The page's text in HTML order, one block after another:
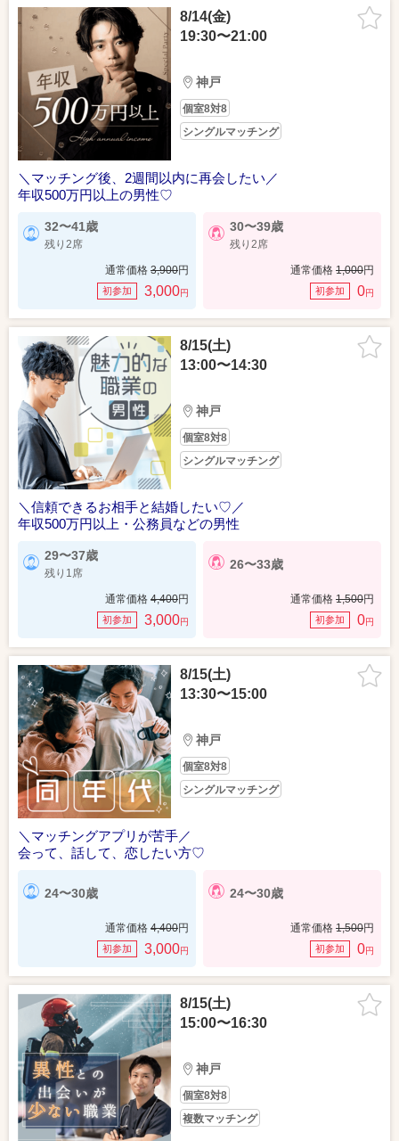
8/14(金)
19:30〜21:00
神戸
個室8対8
シングルマッチング
＼マッチング後、2週間以内に再会したい／
年収500万円以上の男性♡
32〜41歳
残り2席
通常価格 3,900円
初参加 3,000円
30〜39歳
残り2席
通常価格 1,000円
初参加 0円
8/15(土)
13:00〜14:30
神戸
個室8対8
シングルマッチング
＼信頼できるお相手と結婚したい♡／
年収500万円以上・公務員などの男性
29〜37歳
残り1席
通常価格 4,400円
初参加 3,000円
26〜33歳
通常価格 1,500円
初参加 0円
8/15(土)
13:30〜15:00
神戸
個室8対8
シングルマッチング
＼マッチングアプリが苦手／
会って、話して、恋したい方♡
24〜30歳
通常価格 4,400円
初参加 3,000円
24〜30歳
通常価格 1,500円
初参加 0円
8/15(土)
15:00〜16:30
神戸
個室8対8
複数マッチング